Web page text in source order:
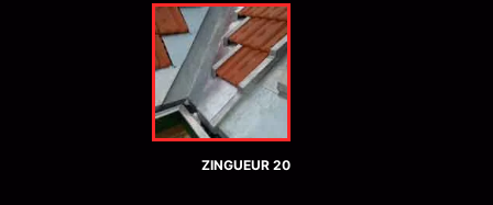
ZINGUEUR 20